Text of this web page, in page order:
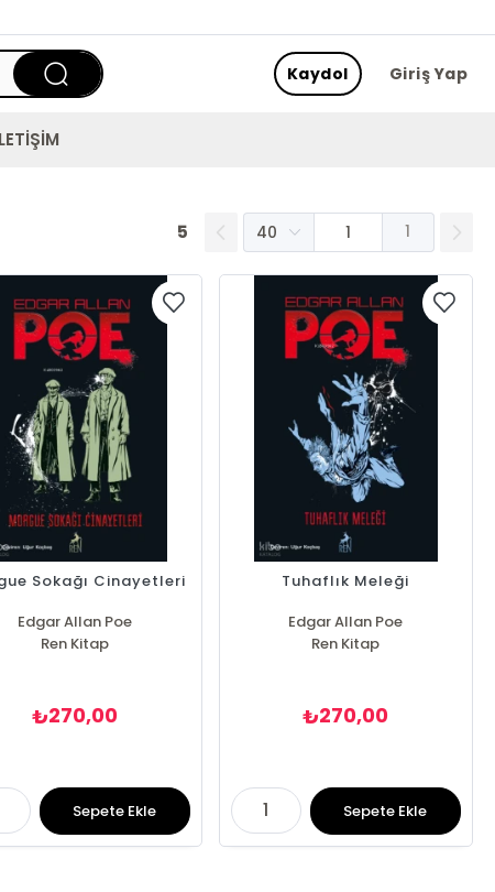
Giriş Yap
Kaydol
5 1
Sokağı Cinayetleri
Edgar Allan Poe
Ren Kitap
₺270,00
Sepete Ekle
Tuhaflık Meleği
Edgar Allan Poe
Ren Kitap
₺270,00
Sepete Ekle